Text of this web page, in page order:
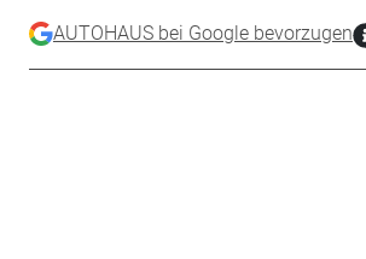
AUTOHAUS bei Google bevorzugen